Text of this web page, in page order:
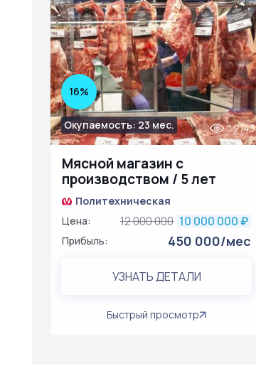
Мясной магазин с
производством / 5 лет
работы
Окупаемость: 23 мес.
16%
2743
Политехническая
Цена:
10 000 000 ₽
12 000 000
Прибыль: 450 000/мес
УЗНАТЬ ДЕТАЛИ
Быстрый просмотр